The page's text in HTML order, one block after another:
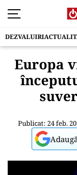
DEZVALUIRI
Europa
Publicat: 24 feb.